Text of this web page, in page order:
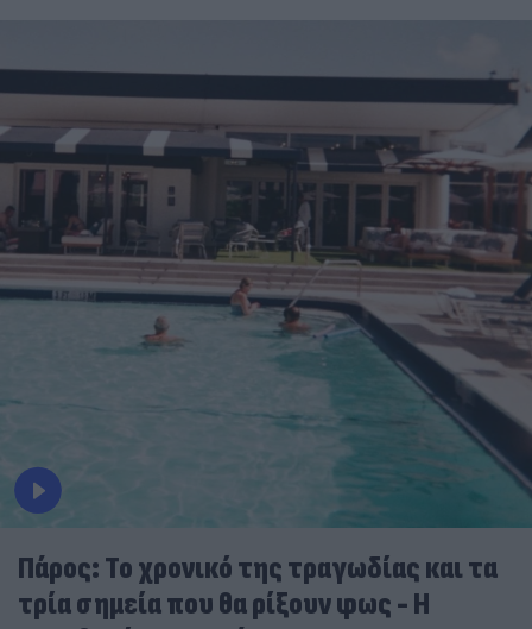
Πάρος: Το χρονικό της τραγωδίας και τα
τρία σημεία που θα ρίξουν φως - Η